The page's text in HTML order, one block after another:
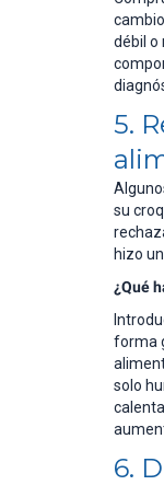
débil o
5.
su
hizo
¿Qué
forma
solo
6.